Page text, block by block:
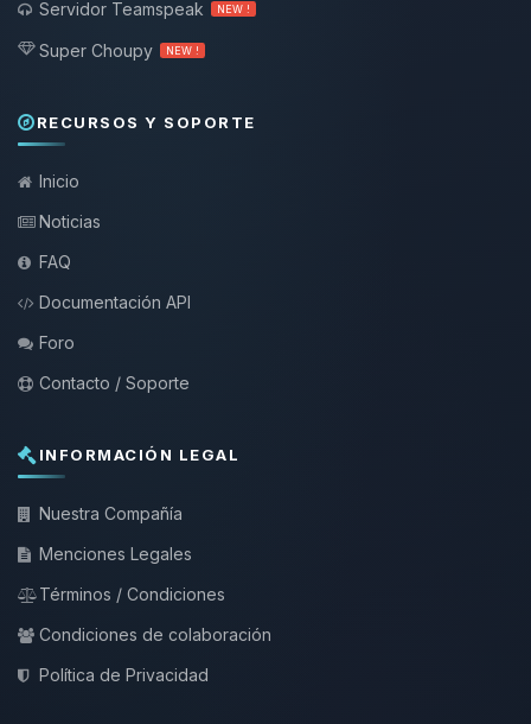
Servidor Teamspeak
NEW !
Super Choupy NEW !
RECURSOS Y SOPORTE
Inicio
Noticias
FAQ
Documentación API
Foro
Contacto / Soporte
INFORMACIÓN LEGAL
Nuestra Compañía
Menciones Legales
Términos / Condiciones
Condiciones de colaboración
Política de Privacidad